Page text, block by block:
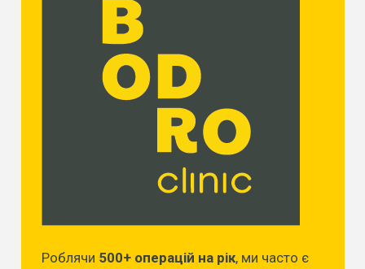
Роблячи 500+ операцій на рік, ми часто є